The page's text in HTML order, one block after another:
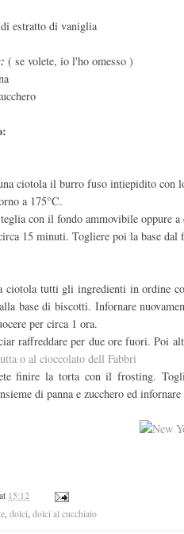
estratto di vaniglia
( se volete, io l'ho omesso )
ciotola il burro fuso intiepidito con
a 175°C.
con il fondo ammovibile oppure
15 minuti. Togliere poi la base dal
ciotola tutti gli ingredienti in ordine
base di biscotti. Infornare
per circa 1 ora.
raffreddare per due ore fuori. Poi
o al cioccolato dell Fabbri
finire la torta con il frosting.
di panna e zucchero ed
at 15:12
, dolci, dolci al cucchiaio